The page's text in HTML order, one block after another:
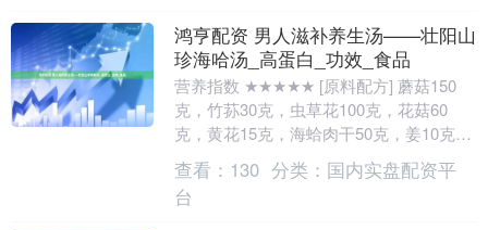
鸿亨配资 男人滋补养生汤——壮阳山
珍海哈汤_高蛋白_功效_食品
营养指数 ★★★★★ [原料配方] 蘑菇150
克，竹荪30克，虫草花100克，花菇60
克，黄花15克，海蛤肉干50克，姜10克，
大料5克，鱼精3克，精盐2克，猪....
查看： 130 分类： 国内实盘配资平
台